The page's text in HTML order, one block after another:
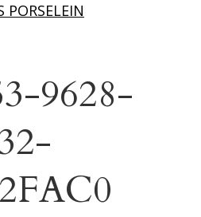
PORSELEIN
9628-